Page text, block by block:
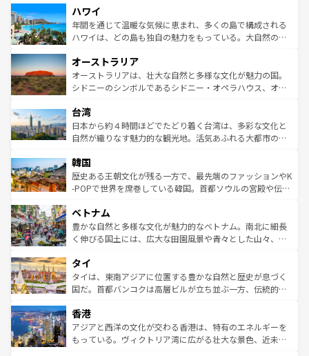
ば市内交通費無料で観光を楽しむこともできる。 なお、新
着のスイス情報はコンテンツ一覧 を参照してほしい。
のような巨大都市は、観光、ショッピング、エンターテイ
ンメントが詰まった刺激的なスポットだ。一方、アメリカ
西部には大自然が広がり、グランドキャニオンやイエロー
部のニューオーリンズでは、音楽と美食が融合した独特の
文化が魅力。旅行者はアメリカの各地域で異なる魅力を楽
しみながら、その多様性と豊かな歴史を感じることができ
ならではの贅沢な旅のスタイルだ。 なお、新着のアメリカ
情報はコンテンツ一覧を参照してほしい。
ハワイ
年間を通じて温暖な気候に恵まれ、多くの島で構成される
ハワイは、どの島も独自の魅力をもっている。大自然の神
ワイ島は見逃せない。また、定番の観光地といえばオアフ
島だが、静かな自然を求めるならマウイ島やカウアイ島が
おすすめ。エメラルドグリーンに輝く海をはじめ、豊かな
れるおもてなしの心で訪れる人々を迎えてくれるハワイの
人々、おいしいローカルフードやハワイアンミュージッ
ク、伝統的なフラダンスなど、すべてがハワイの魅力を彩
ワイを、存分に味わってほしい。 なお、新着のハワイ情報
はコンテンツ一覧を参照してほしい。
オーストラリア
オーストラリアは、壮大な自然と多様な文化が魅力の国。
シドニーのシンボルであるシドニー・オペラハウス、オー
リアリーフや大陸中央部にそびえるウルル（エアーズロッ
ク）、タスマニアの美しい原生林やケアンズの熱帯雨林な
ど、見どころがたくさん。また、カフェやワイン、オージ
いる。アクティビティも充実しており、サーフィンやダイ
ビング、ハイキングなど、アウトドア好きにはたまらな
い。オーストラリアの多彩な魅力を存分に味わいつくそ
参照してほしい。
台湾
日本から約４時間ほどでたどり着く台湾は、多彩な文化と
自然が織りなす魅力的な観光地。活気あふれる大都市の台
ン）、静ひつな山岳地帯である台湾東部など、都市の喧騒
と山間の静けさが共存しており、訪れる人に新しい発見と
驚きをもたらしてくれる。また、奥深い台湾の食文化も魅
容にもいいと評判のスイーツなど、バラエティ豊かな料理
が味わえる。 なお、新着の台湾情報は コンテンツ一覧を参
照してほしい。
韓国
歴史ある王朝文化が残る一方で、最先端のファッションやK
-POPで世界を席巻している韓国。首都ソウルの宮殿や伝統
き、地方に足を延ばせば四季折々の自然美を楽しむことが
できる。そして、キムチや焼肉、絶品のストリートフード
まで、さまざまな韓国料理が待っている。夜には、韓国な
リティに包まれながら、韓国の多彩な魅力を心ゆくまで味
わってみてほしい。 なお、新着の韓国情報はコンテンツ一
覧を参照してほしい。
ベトナム
豊かな自然と多様な文化が魅力的なベトナム。南北に細長
く伸びる国土には、広大な田園風景や青々とした山々、世
急速な発展と共に伝統が息づく。ハノイの古い町並みやホ
ーチミン市のフランス統治時代の建物も、独特の雰囲気を
醸し出している。また、バラエティの豊かさとおいしさで
とつ。フォーやバインミー、ベトナムコーヒーなどは、ぜ
ひ現地で味わいたい。どの地域を訪れてもあたたかい人々
が旅行者を迎えてくれるので、きっと忘れられない旅にな
タイ
タイは、東南アジアに位置する豊かな自然と歴史が息づく
国だ。首都バンコクは高層ビルが立ち並ぶ一方、伝統的な
の活気が交差している。北部ではチェンマイなどの山岳地
帯で自然と触れ合い、南部ではプーケットやクラビの美し
いビーチでリゾート気分を楽しむことができる。タイ料理
香港
アジアと西洋の文化が交わる香港は、特有のエネルギーを
もっている。ヴィクトリア湾に広がる壮大な景色、近未来